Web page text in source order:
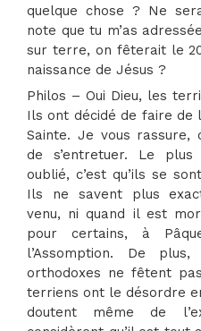
quelque chose ? Ne
note que tu m’as
sur terre, on fêterait le
naissance de Jésus ?
Philos – Oui Dieu, les
Ils ont décidé de faire de
Sainte. Je vous
de s’entretuer. Le plus
oublié, c’est qu’ils se
Ils ne savent plus
venu, ni quand il est
pour certains, à
l’Assomption. De
orthodoxes ne fêtent
terriens ont le désordre
doutent même de